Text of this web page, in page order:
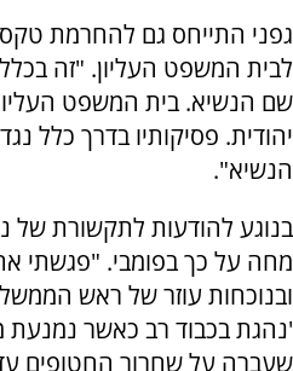
גפני התייחס גם להחרמת
לבית המשפט העליון. "זה בכלל
שם הנשיא. בית המשפט העליון
יהודית. פסיקותיו בדרך כלל
הנשיא".
בנוגע להודעות לתקשורת של
מחה על כך בפומבי. "פגשתי
ובנוכחות עוזר של ראש
'נהגת בכבוד רב כאשר נמנעת
שעברה על שחרור החטופים